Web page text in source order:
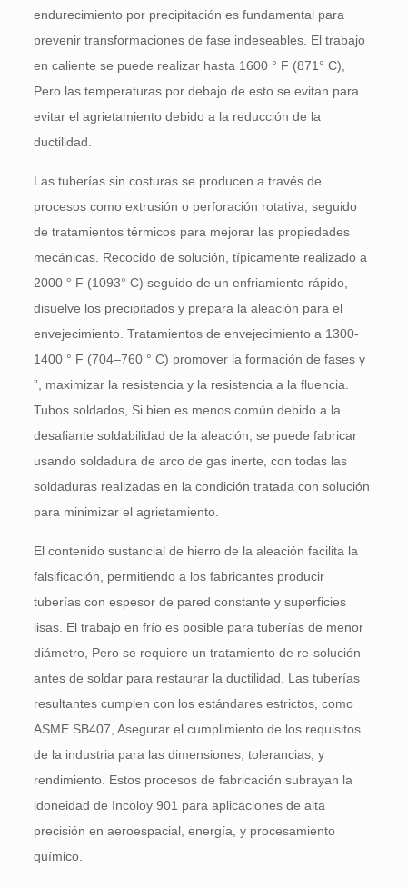
endurecimiento por precipitación es fundamental para
prevenir transformaciones de fase indeseables. El trabajo
en caliente se puede realizar hasta 1600 ° F (871° C),
Pero las temperaturas por debajo de esto se evitan para
evitar el agrietamiento debido a la reducción de la
ductilidad.
Las tuberías sin costuras se producen a través de
procesos como extrusión o perforación rotativa, seguido
de tratamientos térmicos para mejorar las propiedades
mecánicas. Recocido de solución, típicamente realizado a
2000 ° F (1093° C) seguido de un enfriamiento rápido,
disuelve los precipitados y prepara la aleación para el
envejecimiento. Tratamientos de envejecimiento a 1300-
1400 ° F (704–760 ° C) promover la formación de fases γ
”, maximizar la resistencia y la resistencia a la fluencia.
Tubos soldados, Si bien es menos común debido a la
desafiante soldabilidad de la aleación, se puede fabricar
usando soldadura de arco de gas inerte, con todas las
soldaduras realizadas en la condición tratada con solución
para minimizar el agrietamiento.
El contenido sustancial de hierro de la aleación facilita la
falsificación, permitiendo a los fabricantes producir
tuberías con espesor de pared constante y superficies
lisas. El trabajo en frío es posible para tuberías de menor
diámetro, Pero se requiere un tratamiento de re-solución
antes de soldar para restaurar la ductilidad. Las tuberías
resultantes cumplen con los estándares estrictos, como
ASME SB407, Asegurar el cumplimiento de los requisitos
de la industria para las dimensiones, tolerancias, y
rendimiento. Estos procesos de fabricación subrayan la
idoneidad de Incoloy 901 para aplicaciones de alta
precisión en aeroespacial, energía, y procesamiento
químico.